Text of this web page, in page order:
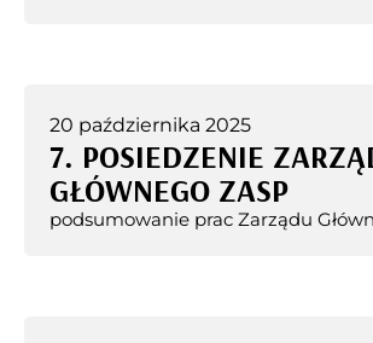
20 października 2025
7. POSIEDZENIE
GŁÓWNEGO ZASP
podsumowanie prac Zarządu